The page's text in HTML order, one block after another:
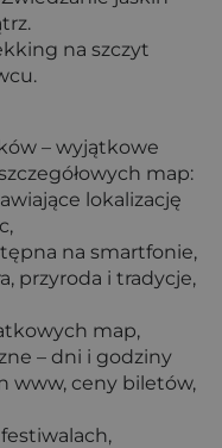
na szczyt
– wyjątkowe
map:
lokalizację
na smartfonie,
przyroda i tradycje,
map,
– dni i godziny
www, ceny biletów,